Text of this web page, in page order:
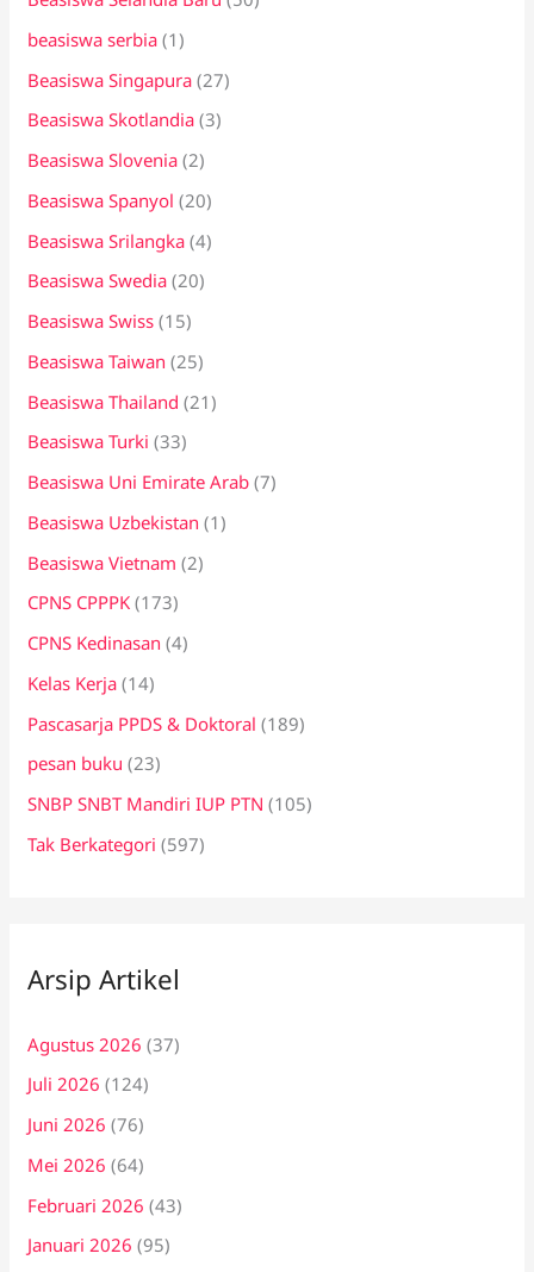
beasiswa serbia (1)
Beasiswa Singapura (27)
Beasiswa Skotlandia (3)
Beasiswa Slovenia (2)
Beasiswa Spanyol (20)
Beasiswa Srilangka (4)
Beasiswa Swedia (20)
Beasiswa Swiss (15)
Beasiswa Taiwan (25)
Beasiswa Thailand (21)
Beasiswa Turki (33)
Beasiswa Uni Emirate Arab (7)
Beasiswa Uzbekistan (1)
Beasiswa Vietnam (2)
CPNS CPPPK (173)
CPNS Kedinasan (4)
Kelas Kerja (14)
Pascasarja PPDS & Doktoral (189)
pesan buku (23)
SNBP SNBT Mandiri IUP PTN (105)
Tak Berkategori (597)
Arsip Artikel
Agustus 2026 (37)
Juli 2026 (124)
Juni 2026 (76)
Mei 2026 (64)
Februari 2026 (43)
Januari 2026 (95)